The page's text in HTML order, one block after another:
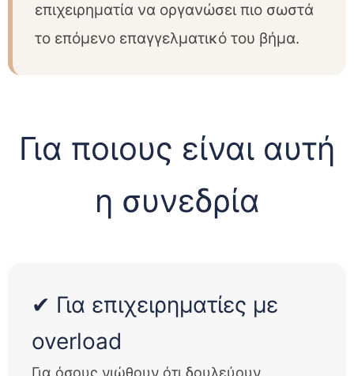
επιχειρηματία να οργανώσει πιο σωστά
το επόμενο επαγγελματικό του βήμα.
Για ποιους είναι αυτή
η συνεδρία
✔ Για επιχειρηματίες με
overload
Για όσους νιώθουν ότι δουλεύουν